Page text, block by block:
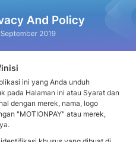
ini yang Anda unduh
pada Halaman ini atau Syarat dan
dengan merek, nama, logo
"MOTIONPAY" atau merek,